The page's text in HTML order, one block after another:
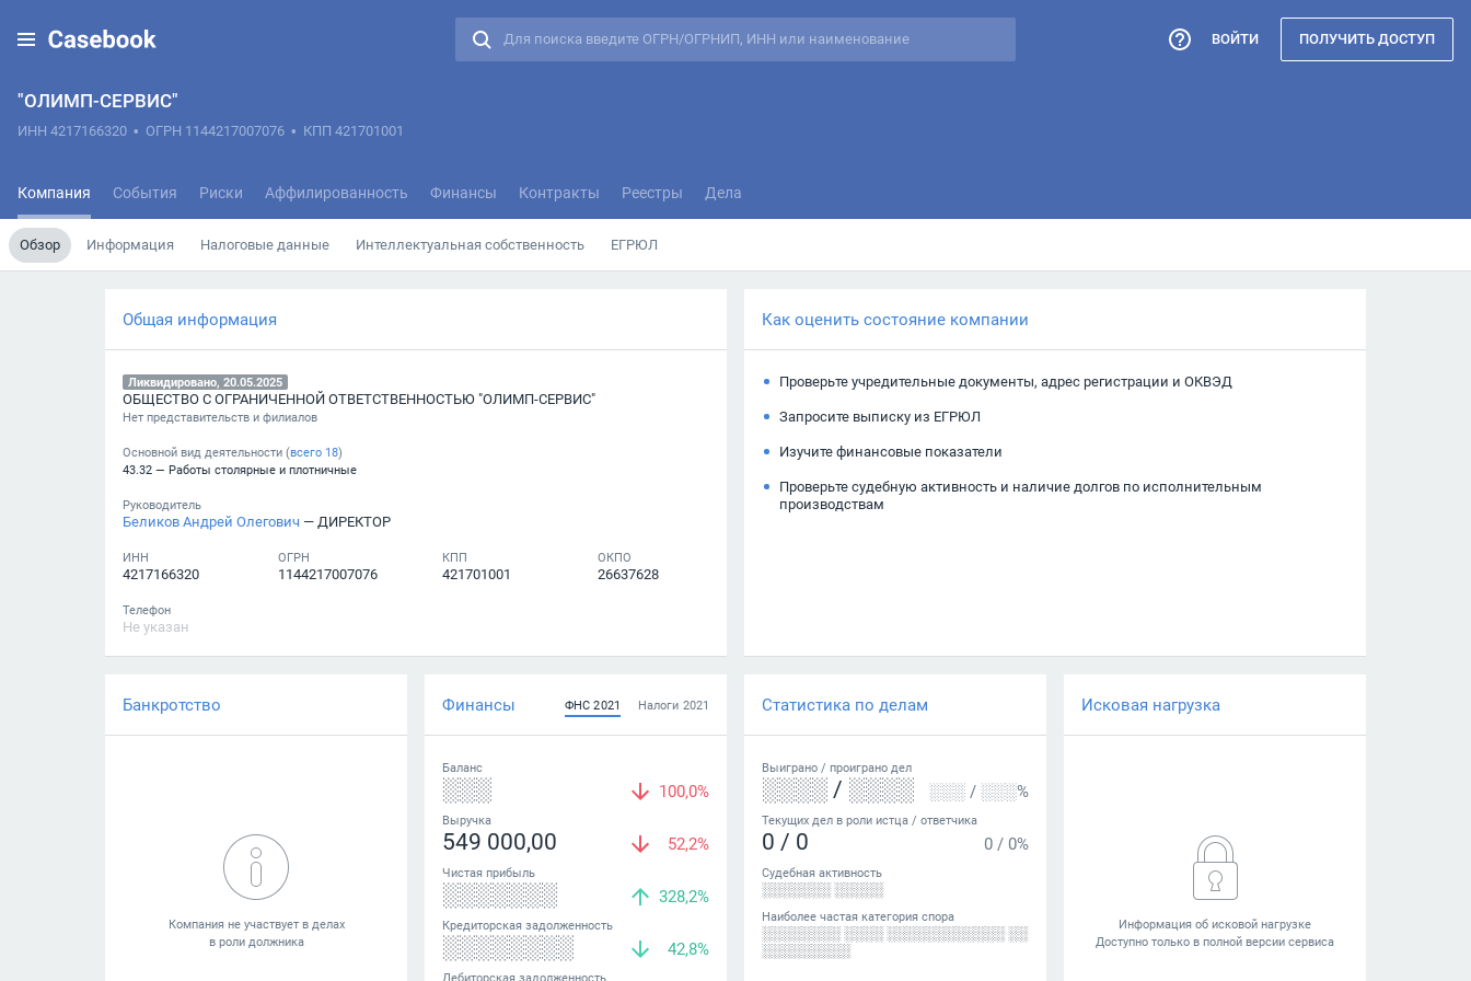
"ОЛИМП-СЕРВИС"
ИНН 4217166320 • ОГРН 1144217007076 • КПП 421701001
Компания События Риски Аффилированность Финансы Контракты Реестры Дела
Обзор Информация Налоговые данные Интеллектуальная собственность ЕГРЮЛ
ВОЙТИ ПОЛУЧИТЬ ДОСТУП
Общая информация
Ликвидировано, 20.05.2025
ОБЩЕСТВО С ОГРАНИЧЕННОЙ ОТВЕТСТВЕННОСТЬЮ "ОЛИМП-СЕРВИС"
Нет представительств и филиалов
Основной вид деятельности (всего 18)
43.32 — Работы столярные и плотничные
Руководитель
Беликов Андрей Олегович — ДИРЕКТОР
ИНН
4217166320
ОГРН
1144217007076
КПП
421701001
ОКПО
26637628
Телефон
Не указан
Как оценить состояние компании
Проверьте учредительные документы, адрес регистрации и ОКВЭД
Запросите выписку из ЕГРЮЛ
Изучите финансовые показатели
Проверьте судебную активность и наличие долгов по исполнительным
производствам
Банкротство Финансы ФНС 2021 Налоги 2021
Баланс
░░░ 100,0%
Выручка
549 000,00 52,2%
Чистая прибыль
░░░░░░░ 328,2%
Кредиторская задолженность
░░░░░░░░ 42,8%
Дебиторская задолженность
Статистика по делам
Выиграно / проиграно дел
░░░░ / ░░░░ ░░░ / ░░░%
Текущих дел в роли истца / ответчика
0 / 0 0 / 0%
Судебная активность
░░░░░░░ ░░░░░
Наиболее частая категория спора
░░░░░░░░ ░░░░ ░░░░░░░░░░░░ ░░
░░░░░░░░░
Исковая нагрузка